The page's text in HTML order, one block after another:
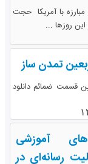
با آمریکا حجت
این روزها ...
تمدن ساز
قسمت ضمائم دانلود
آموزشی
رسانه‌ای در